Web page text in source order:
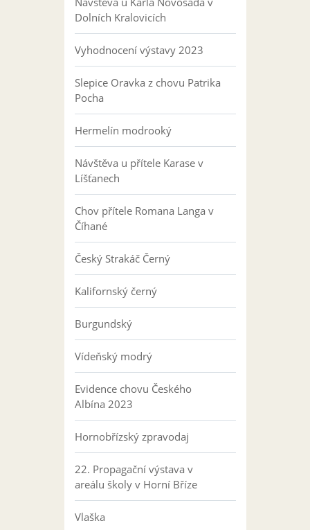
Dolních Kralovicích
Vyhodnocení výstavy 2023
Slepice Oravka z chovu Patrika
Pocha
Hermelín modrooký
Návštěva u přítele Karase v
Líšťanech
Chov přítele Romana Langa v
Číhané
Český Strakáč Černý
Kalifornský černý
Burgundský
Vídeňský modrý
Evidence chovu Českého
Albína 2023
Hornobřízský zpravodaj
22. Propagační výstava v
areálu školy v Horní Bříze
Vlaška